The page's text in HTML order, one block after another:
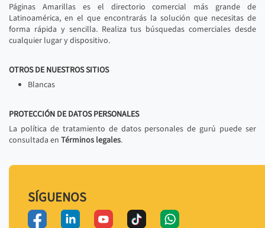
Páginas Amarillas es el directorio comercial más grande de
Latinoamérica, en el que encontrarás la solución que necesitas de
forma rápida y sencilla. Realiza tus búsquedas comerciales desde
cualquier lugar y dispositivo.
OTROS DE NUESTROS SITIOS
Blancas
PROTECCIÓN DE DATOS PERSONALES
La política de tratamiento de datos personales de gurú puede ser
consultada en Términos legales.
SÍGUENOS